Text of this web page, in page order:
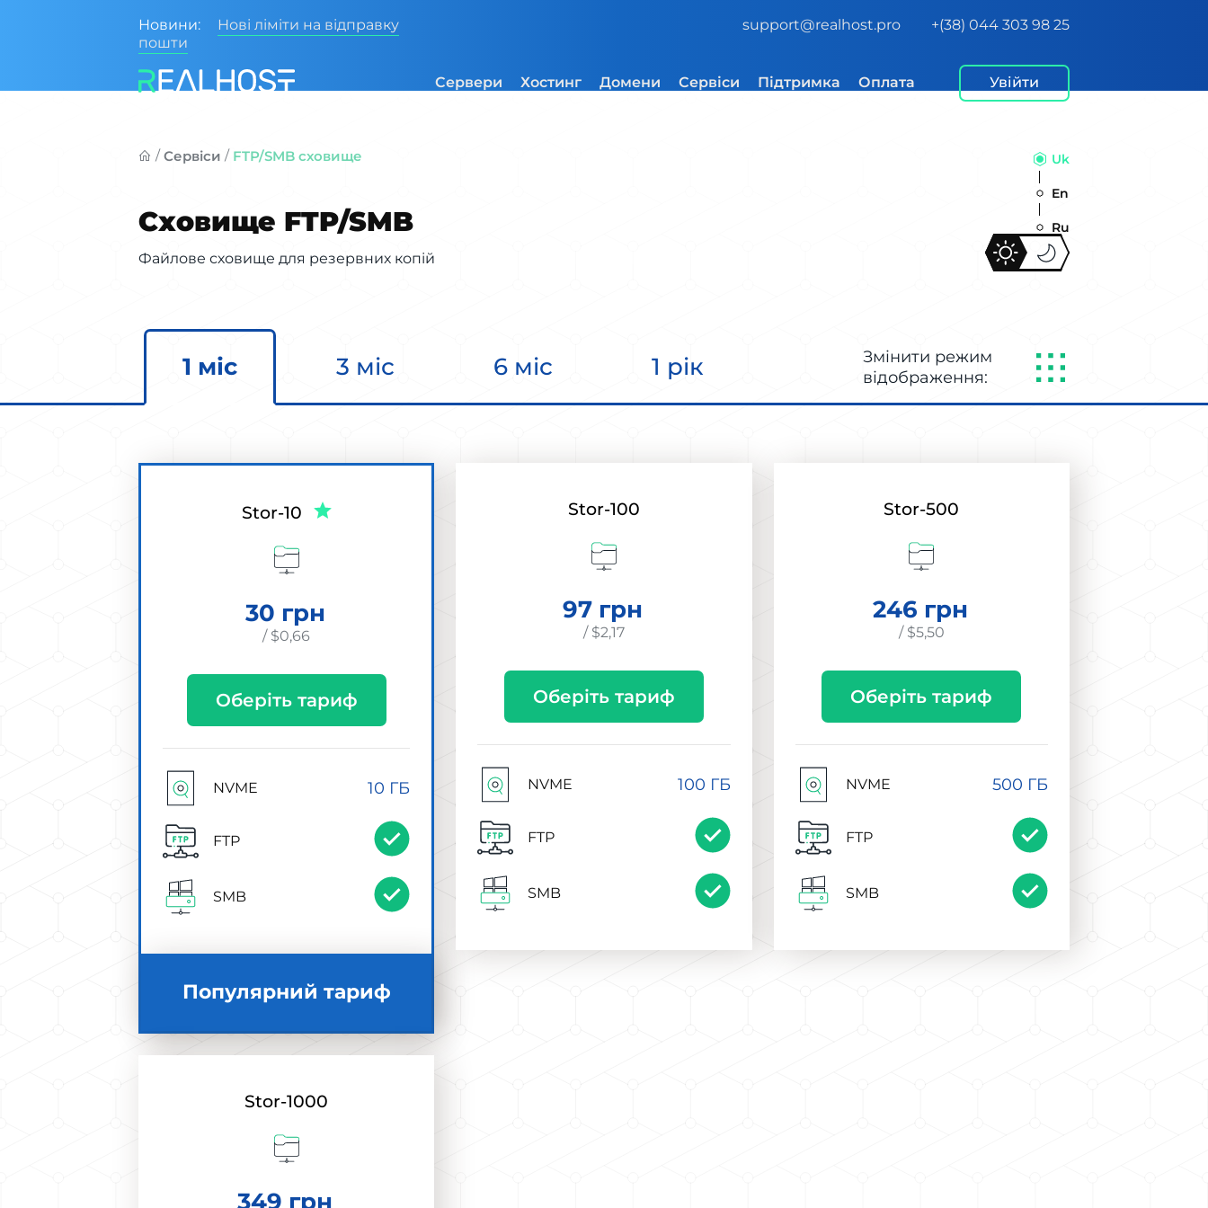
Новини:
Нові ліміти на відправку
пошти
support@realhost.pro +(38) 044 303 98 25
Сервери Хостинг Домени Сервіси Підтримка Оплата Увійти
/ Сервіси / FTP/SMB сховище Uk
En
Ru
Сховище FTP/SMB
Файлове сховище для резервних копій
1 міс 3 міс 6 міс 1 рік
Змінити режим
відображення:
Stor-10
30 грн
/ $0,66
Оберіть тариф
NVME 10 ГБ
FTP
SMB
Популярний тариф
Stor-100
97 грн
/ $2,17
Оберіть тариф
NVME 100 ГБ
FTP
SMB
Stor-500
246 грн
/ $5,50
Оберіть тариф
NVME 500 ГБ
FTP
SMB
Stor-1000
349 грн